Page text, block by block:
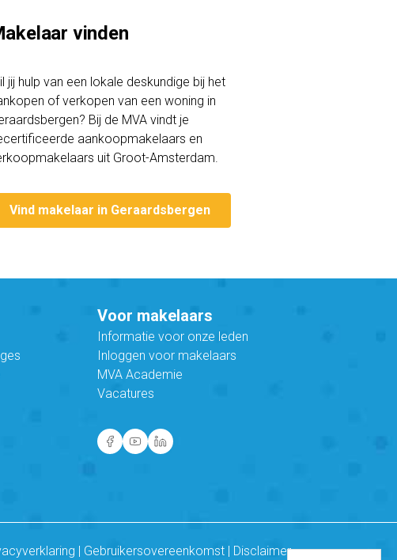
vinden
jij hulp van een lokale deskundige bij het
of verkopen van een woning in
Bij de MVA vindt je
aankoopmakelaars en
uit Groot-Amsterdam.
Vind makelaar in Geraardsbergen
Voor makelaars
Informatie voor onze leden
Inloggen voor makelaars
MVA Academie
Vacatures
Gebruikersovereenkomst Disclaimer